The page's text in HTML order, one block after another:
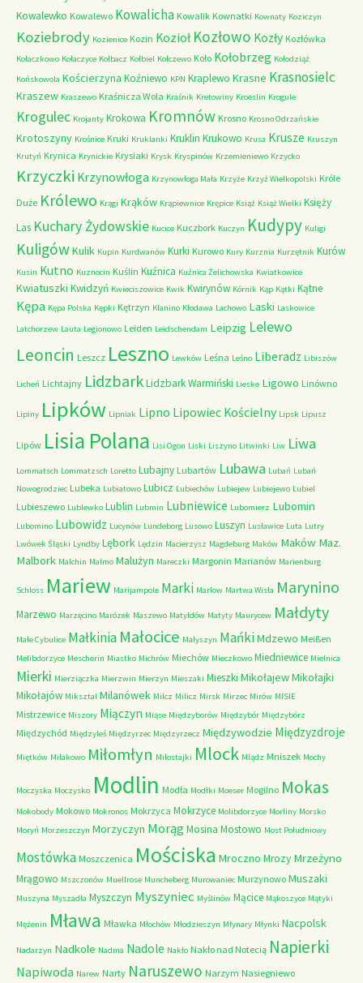
Kowalewko Kowalewo Kowalicha Kowalik Kownatki Kownaty Koziczyn
Koziebrody Kozienice Kozin Kozioł Kozłowo Kozły Kozłówka
Kołaczkowo Kołaczyce Kołbacz Kołbiel Kołczewo Koło Kołobrzeg Kołodziąż
Końskowola Kościerzyna Koźniewo KPN Kraplewo Krasne Krasnosielc
Kraszew Kraszewo Kraśnicza Wola Kraśnik Kretowiny Kroeslin Krogule
Krogulec Krojanty Krokowa Kromnów Krosno Krosno Odrzańskie
Krotoszyny Krośnice Kruki Kruklanki Kruklin Krukowo Krusa Krusze Kruszyn
Krutyń Krynica Krynickie Krysiaki Krysk Kryspinów Krzemieniewo Krzycko
Krzyczki Krzynowłoga Krzynowłoga Mała Krzyże Krzyż Wielkopolski Króle
Duże Królewo Krągi Krąków Krąpiewnice Krępice Książ Książ Wielki Księży
Las Kuchary Żydowskie Kucice Kuczbork Kuczyn Kudypy Kuligi
KuligówKulik Kupin Kurdwanów Kurki Kurowo Kury Kurznia Kurzętnik Kurów
Kusin Kutno Kuznocin Kuślin Kuźnica Kuźnica Żelichowska Kwiatkowice
Kwiatuszki Kwidzyń Kwieciszowice Kwik Kwirynów Kórnik Kąp Kątki Kątne
Kępa Kępa Polska Kępki Kętrzyn Kłanino Kłodawa Lachowo Laski Laskowice
Latchorzew Lauta Legionowo Leiden Leidschendam Leipzig Lelewo
Leoncin Leszcz Leszno Lewków Leśna Leśno Liberadz Libiszów
Licheń Lichtajny LidzbarkLidzbark Warmiński Lieske Ligowo Linówno
Lipiny Lipków Lipniak Lipno Lipowiec Kościelny Lipsk Lipusz
Lipów Lisia Polana Lisi Ogon Liski Liszyno Litwinki Liw Liwa
Lommatsch Lommatzsch Loretto Lubajny Lubartów Lubawa Lubań Lubań
Nowogrodziec Lubeka Lubiatowo Lubicz Lubiechów Lubiejew Lubiejewo Lubiel
Lubieszewo Lublewko Lublin Lubmin Lubniewice Lubomierz Lubomin
Lubomino Lubowidz Lucynów Lundeborg Lusowo Luszyn Lusławice Luta Lutry
Lwówek Śląski Lyndby Lębork Lędzin Macierzysz Magdeburg Maków Maków Maz.
Malbork Malchin Malmo Malużyn Mareczki Margonin Marianów Marienburg
Schloss Mariew Marijampole Marki Marlow Martwa Wisła Marynino
Marzewo Marzęcino Marózek Maszewo Matyldów Matyty Maurycew Małdyty
Małe Cybulice Małkinia Małocice Małyszyn MańkiMdzewo Meißen
Melibdorzyce Mescherin Miastko Michrów Miechów Mieczkowo Miedniewice Mielnica
Mierki Mierziączka Mierzwin Mierzyn Mieszaki Mieszki MikołajewMikołajki
Mikołajów Miksztal Milanówek Milcz Milicz Mirsk Mirzec Mirów MISIE
Mistrzewice Miszory Miączyn Miąse Międzyborów Międzybór Międzybórz
Międzychód Międzyleś Międzyrzec Międzyrzecz Międzywodzie Międzyzdroje
Miętków Miłakowo Miłomłyn Miłostajki Mlock Mlądz Mniszek Mochy
Moczyska Moczysko Modlin Modła Modłki Moeser Mogilno Mokas
Mokobody Mokowo Mokronos Mokrzyca Mokrzyce Molibdorzyce Morliny Morsko
Moryń Morzeszczyn Morzyczyn MorągMosina Mostowo Most Południowy
Mostówka Moszczenica Mościska Mroczno Mrozy Mrzeżyno
Mrągowo Mszczonów Muellrose Muncheberg Murowaniec Murzynowo Muszaki
Muszyna Myszadła Myszczyn Myszyniec Myślinów Mącice Mąkoszyce Mątyki
Mężenin Mława Mławka Młochów Młodzieszyn Młynary Młynki Nacpolsk
Nadarzyn Nadkole Nadma Nadole Nakło Nakło nad Notecią Napierki
Napiwoda Narew Narty Naruszewo Narzym Nasiegniewo